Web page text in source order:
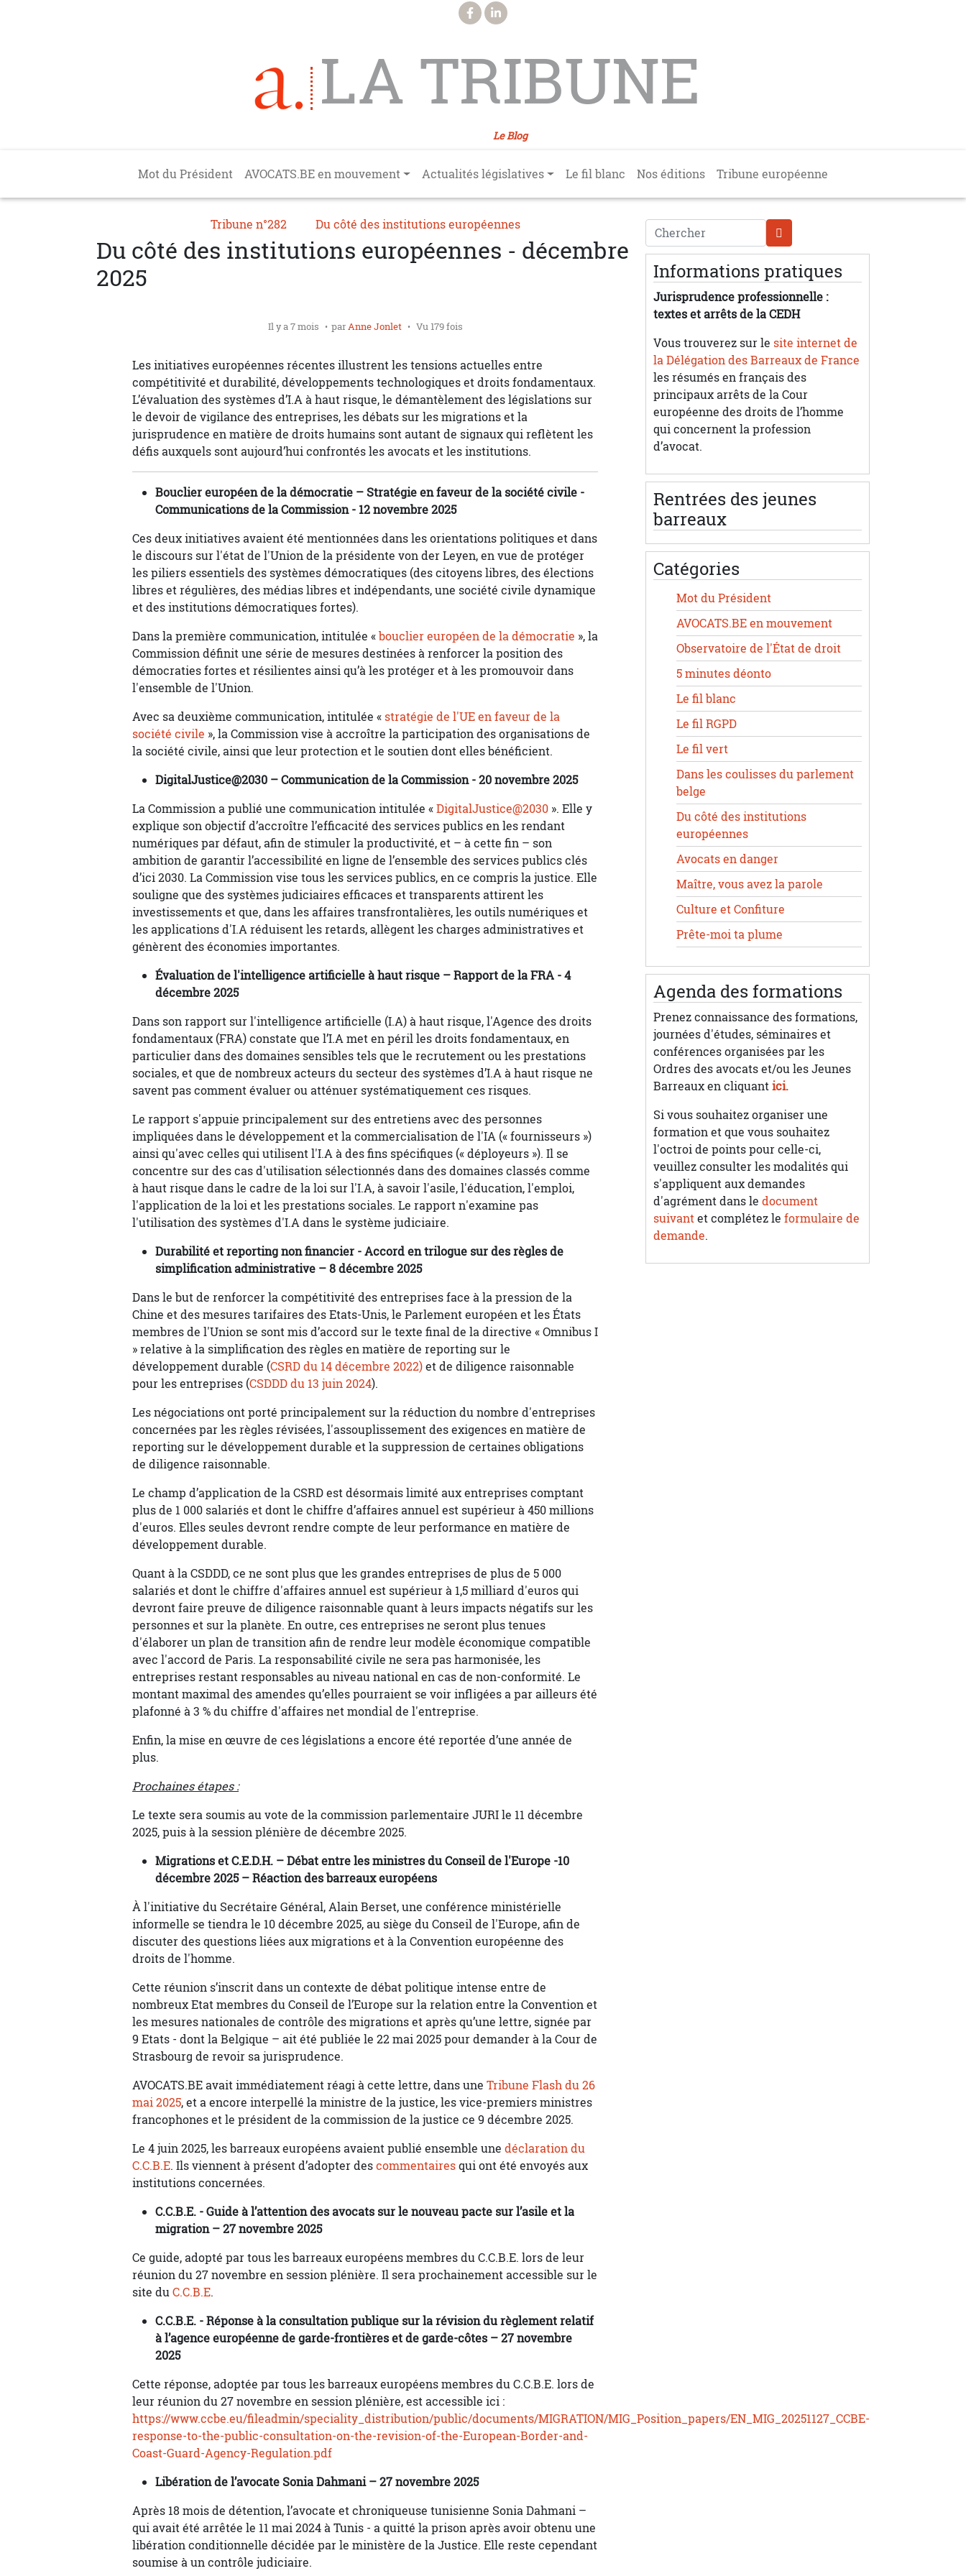
LA TRIBUNE
Le Blog
Main navigation
Mot du Président AVOCATS.BE en mouvement Actualités législatives Le fil blanc Nos éditions Tribune européenne
Tribune n°282 Du côté des institutions européennes
Du côté des institutions européennes - décembre
2025
Il y a 7 mois parAnne Jonlet Vu 179 fois
Les initiatives européennes récentes illustrent les tensions actuelles entre
compétitivité et durabilité, développements technologiques et droits fondamentaux.
L’évaluation des systèmes d’I.A à haut risque, le démantèlement des législations sur
le devoir de vigilance des entreprises, les débats sur les migrations et la
jurisprudence en matière de droits humains sont autant de signaux qui reflètent les
défis auxquels sont aujourd’hui confrontés les avocats et les institutions.
Bouclier européen de la démocratie – Stratégie en faveur de la société civile -
Communications de la Commission - 12 novembre 2025
Ces deux initiatives avaient été mentionnées dans les orientations politiques et dans
le discours sur l'état de l'Union de la présidente von der Leyen, en vue de protéger
les piliers essentiels des systèmes démocratiques (des citoyens libres, des élections
libres et régulières, des médias libres et indépendants, une société civile dynamique
et des institutions démocratiques fortes).
Dans la première communication, intitulée «bouclier européen de la démocratie », la
Commission définit une série de mesures destinées à renforcer la position des
démocraties fortes et résilientes ainsi qu’à les protéger et à les promouvoir dans
l'ensemble de l'Union.
Avec sa deuxième communication, intitulée « stratégie de l'UE en faveur de la
société civile », la Commission vise à accroître la participation des organisations de
la société civile, ainsi que leur protection et le soutien dont elles bénéficient.
DigitalJustice@2030 – Communication de la Commission - 20 novembre 2025
La Commission a publié une communication intitulée «DigitalJustice@2030 ». Elle y
explique son objectif d’accroître l’efficacité des services publics en les rendant
numériques par défaut, afin de stimuler la productivité, et – à cette fin – son
ambition de garantir l’accessibilité en ligne de l’ensemble des services publics clés
d’ici 2030. La Commission vise tous les services publics, en ce compris la justice. Elle
souligne que des systèmes judiciaires efficaces et transparents attirent les
investissements et que, dans les affaires transfrontalières, les outils numériques et
les applications d'I.A réduisent les retards, allègent les charges administratives et
génèrent des économies importantes.
Évaluation de l'intelligence artificielle à haut risque – Rapport de la FRA - 4
décembre 2025
Dans son rapport sur l'intelligence artificielle (I.A) à haut risque, l'Agence des droits
fondamentaux (FRA) constate que l’I.A met en péril les droits fondamentaux, en
particulier dans des domaines sensibles tels que le recrutement ou les prestations
sociales, et que de nombreux acteurs du secteur des systèmes d’I.A à haut risque ne
savent pas comment évaluer ou atténuer systématiquement ces risques.
Le rapport s'appuie principalement sur des entretiens avec des personnes
impliquées dans le développement et la commercialisation de l'IA (« fournisseurs »)
ainsi qu'avec celles qui utilisent l'I.A à des fins spécifiques (« déployeurs »). Il se
concentre sur des cas d'utilisation sélectionnés dans des domaines classés comme
à haut risque dans le cadre de la loi sur l'I.A, à savoir l'asile, l'éducation, l'emploi,
l'application de la loi et les prestations sociales. Le rapport n'examine pas
l'utilisation des systèmes d'I.A dans le système judiciaire.
Durabilité et reporting non financier - Accord en trilogue sur des règles de
simplification administrative – 8 décembre 2025
Dans le but de renforcer la compétitivité des entreprises face à la pression de la
Chine et des mesures tarifaires des Etats-Unis, le Parlement européen et les États
membres de l'Union se sont mis d’accord sur le texte final de la directive « Omnibus I
» relative à la simplification des règles en matière de reporting sur le
développement durable (CSRD du 14 décembre 2022)et de diligence raisonnable
pour les entreprises (CSDDD du 13 juin 2024).
Les négociations ont porté principalement sur la réduction du nombre d'entreprises
concernées par les règles révisées, l'assouplissement des exigences en matière de
reporting sur le développement durable et la suppression de certaines obligations
de diligence raisonnable.
Le champ d’application de la CSRD est désormais limité aux entreprises comptant
plus de 1 000 salariés et dont le chiffre d’affaires annuel est supérieur à 450 millions
d'euros. Elles seules devront rendre compte de leur performance en matière de
développement durable.
Quant à la CSDDD, ce ne sont plus que les grandes entreprises de plus de 5 000
salariés et dont le chiffre d'affaires annuel est supérieur à 1,5 milliard d'euros qui
devront faire preuve de diligence raisonnable quant à leurs impacts négatifs sur les
personnes et sur la planète. En outre, ces entreprises ne seront plus tenues
d'élaborer un plan de transition afin de rendre leur modèle économique compatible
avec l'accord de Paris. La responsabilité civile ne sera pas harmonisée, les
entreprises restant responsables au niveau national en cas de non-conformité. Le
montant maximal des amendes qu’elles pourraient se voir infligées a par ailleurs été
plafonné à 3 % du chiffre d'affaires net mondial de l'entreprise.
Enfin, la mise en œuvre de ces législations a encore été reportée d’une année de
plus.
Prochaines étapes :
Le texte sera soumis au vote de la commission parlementaire JURI le 11 décembre
2025, puis à la session plénière de décembre 2025.
Migrations et C.E.D.H. – Débat entre les ministres du Conseil de l'Europe -10
décembre 2025 – Réaction des barreaux européens
À l'initiative du Secrétaire Général, Alain Berset, une conférence ministérielle
informelle se tiendra le 10 décembre 2025, au siège du Conseil de l'Europe, afin de
discuter des questions liées aux migrations et à la Convention européenne des
droits de l'homme.
Cette réunion s’inscrit dans un contexte de débat politique intense entre de
nombreux Etat membres du Conseil de l’Europe sur la relation entre la Convention et
les mesures nationales de contrôle des migrations et après qu’une lettre, signée par
9 Etats - dont la Belgique – ait été publiée le 22 mai 2025 pour demander à la Cour de
Strasbourg de revoir sa jurisprudence.
AVOCATS.BE avait immédiatement réagi à cette lettre, dans une Tribune Flash du 26
mai 2025, et a encore interpellé la ministre de la justice, les vice-premiers ministres
francophones et le président de la commission de la justice ce 9 décembre 2025.
Le 4 juin 2025, les barreaux européens avaient publié ensemble une déclaration du
C.C.B.E. Ils viennent à présent d’adopter descommentairesqui ont été envoyés aux
institutions concernées.
C.C.B.E. - Guide à l’attention des avocats sur le nouveau pacte sur l’asile et la
migration – 27 novembre 2025
Ce guide, adopté par tous les barreaux européens membres du C.C.B.E. lors de leur
réunion du 27 novembre en session plénière. Il sera prochainement accessible sur le
site duC.C.B.E.
C.C.B.E. - Réponse à la consultation publique sur la révision du règlement relatif
à l’agence européenne de garde-frontières et de garde-côtes – 27 novembre
2025
Cette réponse, adoptée par tous les barreaux européens membres du C.C.B.E. lors de
leur réunion du 27 novembre en session plénière, est accessible ici :
https://www.ccbe.eu/fileadmin/speciality_distribution/public/documents/MIGRATION/MIG_Position_papers/EN_MIG_20251127_CCBE-
response-to-the-public-consultation-on-the-revision-of-the-European-Border-and-
Coast-Guard-Agency-Regulation.pdf
Libération de l’avocate Sonia Dahmani – 27 novembre 2025
Après 18 mois de détention, l’avocate et chroniqueuse tunisienne Sonia Dahmani –
qui avait été arrêtée le 11 mai 2024 à Tunis - a quitté la prison après avoir obtenu une
libération conditionnelle décidée par le ministère de la Justice. Elle reste cependant
soumise à un contrôle judiciaire.
Chercher
Informations pratiques
Jurisprudence professionnelle :
textes et arrêts de la CEDH
Vous trouverez sur le site internet de
la Délégation des Barreaux de France
les résumés en français des
principaux arrêts de la Cour
européenne des droits de l’homme
qui concernent la profession
d’avocat.
Rentrées des jeunes
barreaux
Catégories
Mot du Président
AVOCATS.BE en mouvement
Observatoire de l'État de droit
5 minutes déonto
Le fil blanc
Le fil RGPD
Le fil vert
Dans les coulisses du parlement
belge
Du côté des institutions
européennes
Avocats en danger
Maître, vous avez la parole
Culture et Confiture
Prête-moi ta plume
Agenda des formations
Prenez connaissance des formations,
journées d'études, séminaires et
conférences organisées par les
Ordres des avocats et/ou les Jeunes
Barreaux en cliquantici.
Si vous souhaitez organiser une
formation et que vous souhaitez
l'octroi de points pour celle-ci,
veuillez consulter les modalités qui
s'appliquent aux demandes
d'agrément dans ledocument
suivantet complétez leformulaire de
demande.